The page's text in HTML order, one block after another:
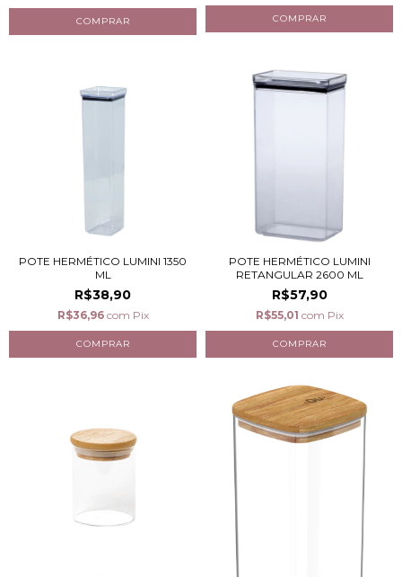
POTE HERMÉTICO LUMINI 1350
ML
R$38,90
R$36,96 com Pix
POTE HERMÉTICO LUMINI
RETANGULAR 2600 ML
R$57,90
R$55,01 com Pix